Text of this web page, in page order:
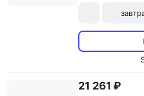
21 261 ₽